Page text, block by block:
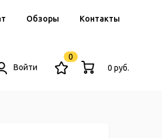
Обзоры Контакты
Войти
0
0 руб.